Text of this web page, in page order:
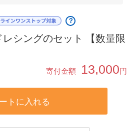
？
シングのセット 【数量限
寄付金額 13,000円
トに入れる